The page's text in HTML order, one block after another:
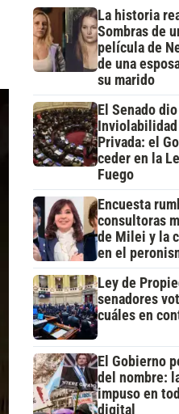
La historia
Sombras de
película de
de una
su marido
El Senado
Inviolabilidad
Privada: el
ceder en la
Fuego
Encuesta
consultoras
de Milei y la
en el
Ley de
senadores
cuáles en
El Gobierno
del nombre:
impuso en
digital